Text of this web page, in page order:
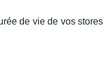
de vie de vos stores